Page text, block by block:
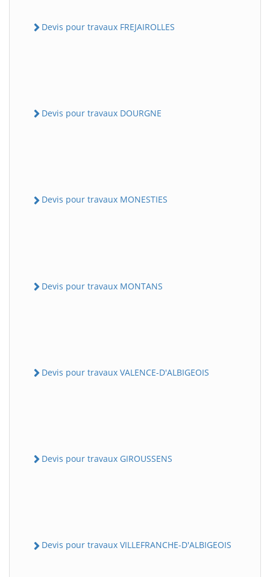
Devis pour travaux FREJAIROLLES
Devis pour travaux DOURGNE
Devis pour travaux MONESTIES
Devis pour travaux MONTANS
Devis pour travaux VALENCE-D'ALBIGEOIS
Devis pour travaux GIROUSSENS
Devis pour travaux VILLEFRANCHE-D'ALBIGEOIS